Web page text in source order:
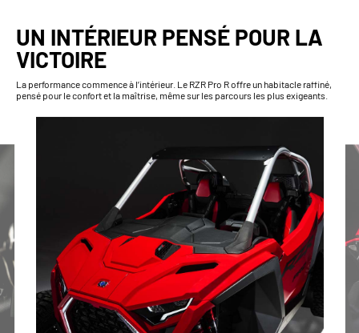
UN INTÉRIEUR PENSÉ POUR LA
VICTOIRE
La performance commence à l’intérieur. Le RZR Pro R offre un habitacle raffiné,
pensé pour le confort et la maîtrise, même sur les parcours les plus exigeants.